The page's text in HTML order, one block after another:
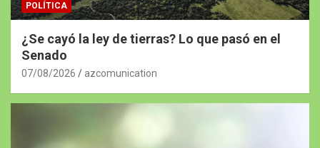
POLÍTICA
¿Se cayó la ley de tierras? Lo que pasó en el
Senado
07/08/2026 azcomunication